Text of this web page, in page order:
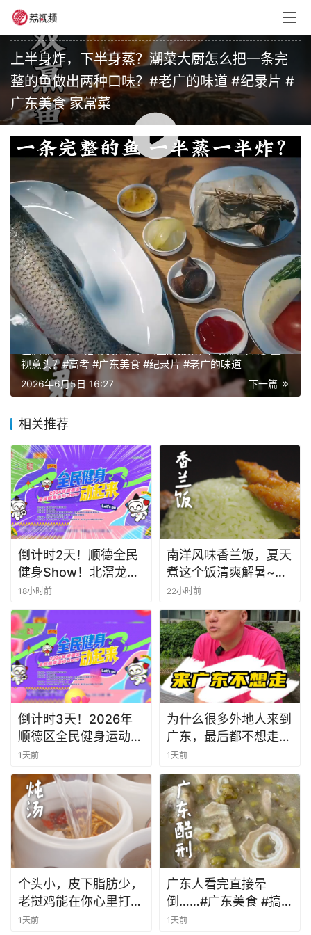
老广的味道 •
上半身炸，下半身蒸？潮菜大厨怎么把一条完
整的鱼做出两种口味？#老广的味道 #纪录片 #
广东美食 家常菜
00:00 / 01:13
赞(0)
生成海报 0
超好意头的一道菜，好酸好孙~#老广的味道 #化州美食 #
纪录片 广东美食
上一篇 2026年6月3日 17:40
挂高粽、吃宰相粉状元饼、喝三及第汤，广东高考有多重
视意头？#高考 #广东美食 #纪录片 #老广的味道
下一篇
2026年6月5日 16:27
相关推荐
倒计时2天！顺德全民
健身Show！北滘龙江
联动燃爆全城
18小时前
南洋风味香兰饭，夏天
煮这个饭清爽解暑~赶
快学起来吧~#全世界
中国味 #纪录片 #娘惹
菜 。
22小时前
倒计时3天！2026年
顺德区全民健身运动
show即将开启！
1天前
为什么很多外地人来到
广东，最后都不想走
了？
1天前
个头小，皮下脂肪少，
老挝鸡能在你心里打几
分？你更喜欢用这种鸡
1天前
广东人看完直接晕
倒……#广东美食 #搞
笑 #乌龟大师仙逝 #
1天前